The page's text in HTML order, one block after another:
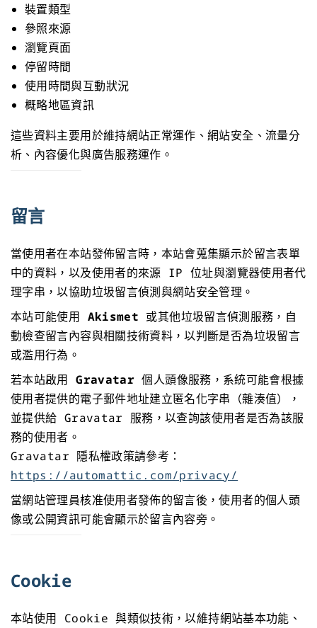
裝置類型
參照來源
瀏覽頁面
停留時間
使用時間與互動狀況
概略地區資訊
這些資料主要用於維持網站正常運作、網站安全、流量分
析、內容優化與廣告服務運作。
留言
當使用者在本站發佈留言時，本站會蒐集顯示於留言表單
中的資料，以及使用者的來源 IP 位址與瀏覽器使用者代
理字串，以協助垃圾留言偵測與網站安全管理。
本站可能使用 Akismet 或其他垃圾留言偵測服務，自
動檢查留言內容與相關技術資料，以判斷是否為垃圾留言
或濫用行為。
若本站啟用Gravatar 個人頭像服務，系統可能會根據
使用者提供的電子郵件地址建立匿名化字串（雜湊值），
並提供給 Gravatar 服務，以查詢該使用者是否為該服
務的使用者。
Gravatar 隱私權政策請參考：
https://automattic.com/privacy/
當網站管理員核准使用者發佈的留言後，使用者的個人頭
像或公開資訊可能會顯示於留言內容旁。
Cookie
本站使用 Cookie 與類似技術，以維持網站基本功能、